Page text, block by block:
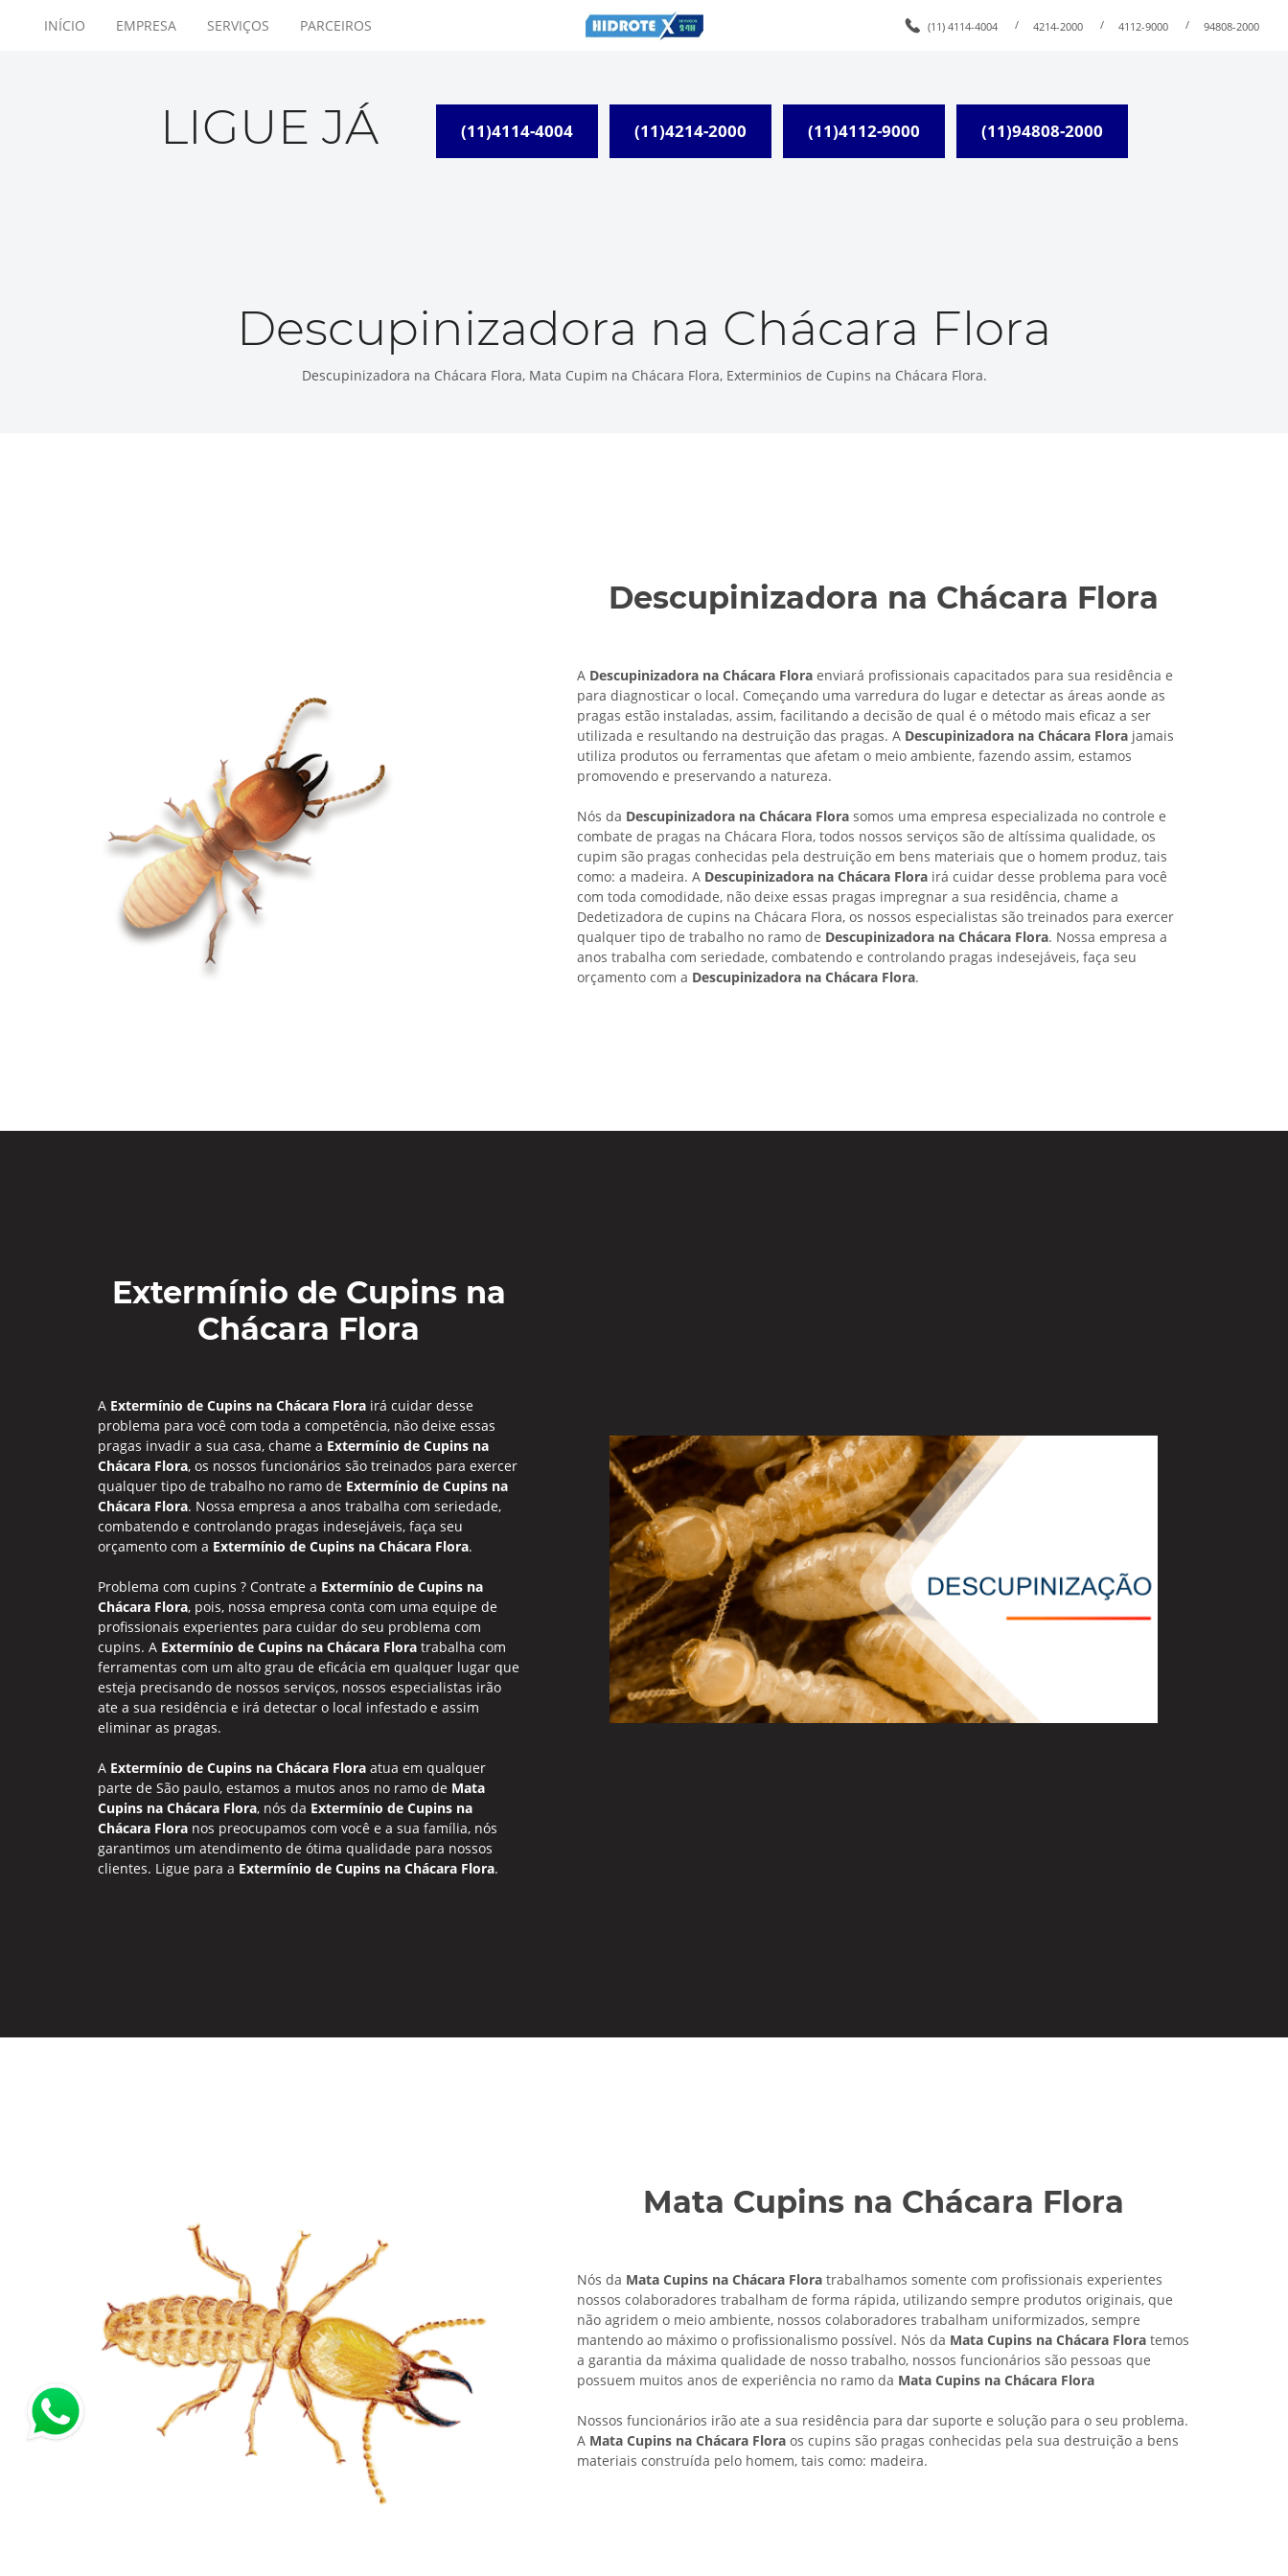
INÍCIO EMPRESA SERVIÇOS PARCEIROS (11) 4114-4004 / 4214-2000 / 4112-9000 / 94808-2000
LIGUE JÁ (11)4114-4004 (11)4214-2000 (11)4112-9000 (11)94808-2000
Descupinizadora na Chácara Flora
Descupinizadora na Chácara Flora, Mata Cupim na Chácara Flora, Exterminios de Cupins na Chácara Flora.
Descupinizadora na Chácara Flora
A Descupinizadora na Chácara Flora enviará profissionais capacitados para sua residência e
para diagnosticar o local. Começando uma varredura do lugar e detectar as áreas aonde as
pragas estão instaladas, assim, facilitando a decisão de qual é o método mais eficaz a ser
utilizada e resultando na destruição das pragas. A Descupinizadora na Chácara Flora jamais
utiliza produtos ou ferramentas que afetam o meio ambiente, fazendo assim, estamos
promovendo e preservando a natureza.
Nós da Descupinizadora na Chácara Flora somos uma empresa especializada no controle e
combate de pragas na Chácara Flora, todos nossos serviços são de altíssima qualidade, os
cupim são pragas conhecidas pela destruição em bens materiais que o homem produz, tais
como: a madeira. A Descupinizadora na Chácara Flora irá cuidar desse problema para você
com toda comodidade, não deixe essas pragas impregnar a sua residência, chame a
Dedetizadora de cupins na Chácara Flora, os nossos especialistas são treinados para exercer
qualquer tipo de trabalho no ramo de Descupinizadora na Chácara Flora. Nossa empresa a
anos trabalha com seriedade, combatendo e controlando pragas indesejáveis, faça seu
orçamento com a Descupinizadora na Chácara Flora.
Extermínio de Cupins na
Chácara Flora
A Extermínio de Cupins na Chácara Flora irá cuidar desse
problema para você com toda a competência, não deixe essas
pragas invadir a sua casa, chame a Extermínio de Cupins na
Chácara Flora, os nossos funcionários são treinados para exercer
qualquer tipo de trabalho no ramo de Extermínio de Cupins na
Chácara Flora. Nossa empresa a anos trabalha com seriedade,
combatendo e controlando pragas indesejáveis, faça seu
orçamento com a Extermínio de Cupins na Chácara Flora.
Problema com cupins ? Contrate a Extermínio de Cupins na
Chácara Flora, pois, nossa empresa conta com uma equipe de
profissionais experientes para cuidar do seu problema com
cupins. A Extermínio de Cupins na Chácara Flora trabalha com
ferramentas com um alto grau de eficácia em qualquer lugar que
esteja precisando de nossos serviços, nossos especialistas irão
ate a sua residência e irá detectar o local infestado e assim
eliminar as pragas.
A Extermínio de Cupins na Chácara Flora atua em qualquer
parte de São paulo, estamos a mutos anos no ramo de Mata
Cupins na Chácara Flora, nós da Extermínio de Cupins na
Chácara Flora nos preocupamos com você e a sua família, nós
garantimos um atendimento de ótima qualidade para nossos
clientes. Ligue para a Extermínio de Cupins na Chácara Flora.
Mata Cupins na Chácara Flora
Nós da Mata Cupins na Chácara Flora trabalhamos somente com profissionais experientes
nossos colaboradores trabalham de forma rápida, utilizando sempre produtos originais, que
não agridem o meio ambiente, nossos colaboradores trabalham uniformizados, sempre
mantendo ao máximo o profissionalismo possível. Nós da Mata Cupins na Chácara Flora temos
a garantia da máxima qualidade de nosso trabalho, nossos funcionários são pessoas que
possuem muitos anos de experiência no ramo da Mata Cupins na Chácara Flora
Nossos funcionários irão ate a sua residência para dar suporte e solução para o seu problema.
A Mata Cupins na Chácara Flora os cupins são pragas conhecidas pela sua destruição a bens
materiais construída pelo homem, tais como: madeira.